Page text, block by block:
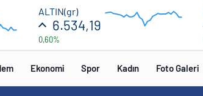
ALTIN(gr)
6.534,19
0,60%
12:00
Ekonomi Spor Kadın Foto Galeri